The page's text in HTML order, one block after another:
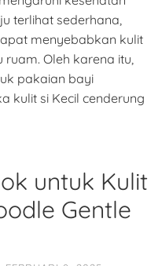
terlihat sederhana,
menyebabkan kulit
Oleh karena itu,
pakaian bayi
kulit si Kecil cenderung
untuk Kulit
Gentle